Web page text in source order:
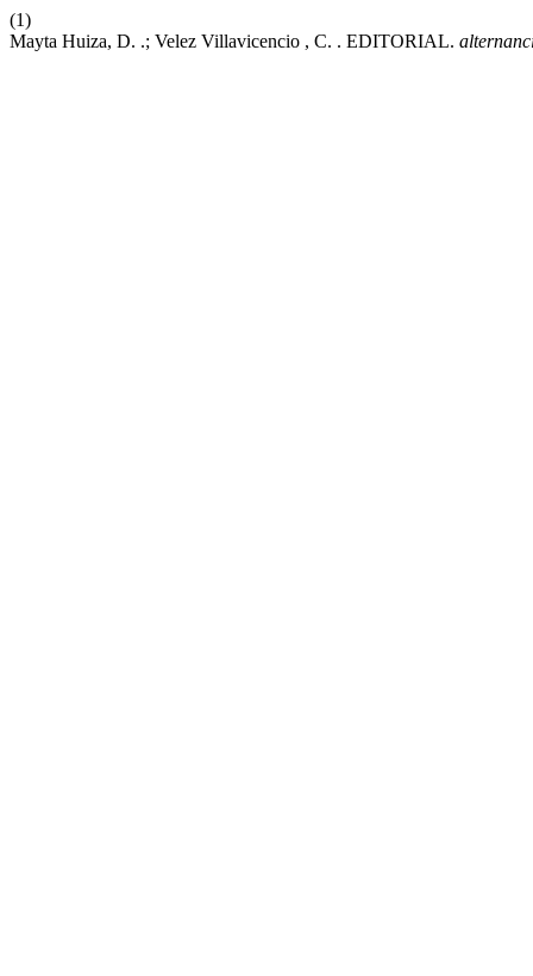
(1)
Mayta Huiza, D. .; Velez Villavicencio , C. . EDITORIAL.